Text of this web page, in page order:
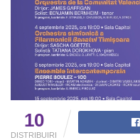
10
DISTRIBUIRI